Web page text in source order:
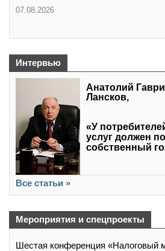
07.08.2026
Интервью
Анатолий
Лансков,
«У
услуг должен
собственный
Все статьи »
Мероприятия и спецпроекты
Шестая конференция «Налоговый